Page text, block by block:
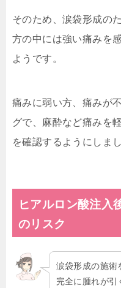
そのため、涙袋形成の
方の中には強い痛みを
ようです。
痛みに弱い方、痛みが
グで、麻酔など痛みを
を確認するようにしまし
ヒアルロン酸注入
のリスク
涙袋形成の施術
完全に腫れが引